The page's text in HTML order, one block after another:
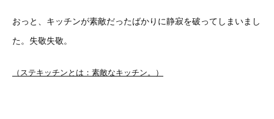
おっと、キッチンが素敵だったばかりに静寂を破ってしまいまし
た。失敬失敬。
（ステキッチンとは：素敵なキッチン。）